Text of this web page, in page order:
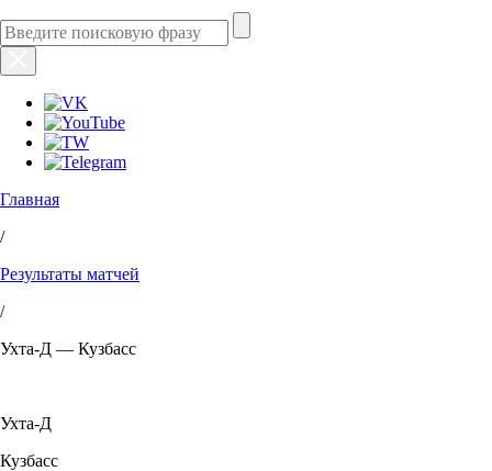
Главная
/
Результаты матчей
/
Ухта-Д — Кузбасс
Ухта-Д
Кузбасс